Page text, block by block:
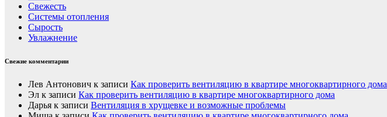
Свежесть
Системы отопления
Сырость
Увлажнение
Свежие комментарии
Лев Антонович к записи Как проверить вентиляцию в квартире многоквартирного дома
Эл к записи Как проверить вентиляцию в квартире многоквартирного дома
Дарья к записи Вентиляция в хрущевке и возможные проблемы